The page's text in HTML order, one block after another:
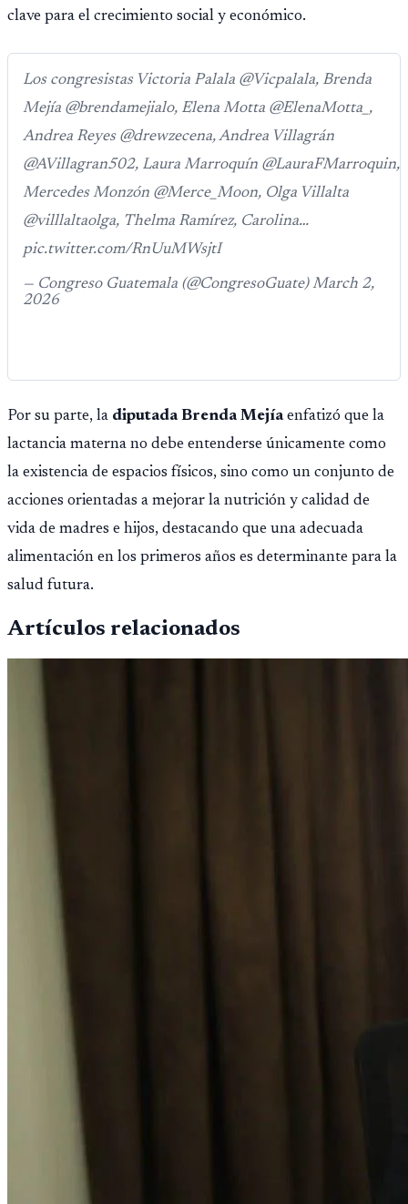
clave para el crecimiento social y económico.
Los congresistas Victoria Palala @Vicpalala, Brenda
Mejía @brendamejialo, Elena Motta @ElenaMotta_,
Andrea Reyes @drewzecena, Andrea Villagrán
@AVillagran502, Laura Marroquín @LauraFMarroquin,
Mercedes Monzón @Merce_Moon, Olga Villalta
@villlaltaolga, Thelma Ramírez, Carolina…
pic.twitter.com/RnUuMWsjtI
— Congreso Guatemala (@CongresoGuate) March 2,
2026
Por su parte, la diputada Brenda Mejíaenfatizó que la
lactancia materna no debe entenderse únicamente como
la existencia de espacios físicos, sino como un conjunto de
acciones orientadas a mejorar la nutrición y calidad de
vida de madres e hijos, destacando que una adecuada
alimentación en los primeros años es determinante para la
salud futura.
Artículos relacionados